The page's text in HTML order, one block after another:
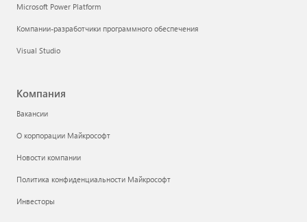
Microsoft Power Platform
Компании-разработчики программного обеспечения
Visual Studio
Компания
Вакансии
О корпорации Майкрософт
Новости компании
Политика конфиденциальности Майкрософт
Инвесторы